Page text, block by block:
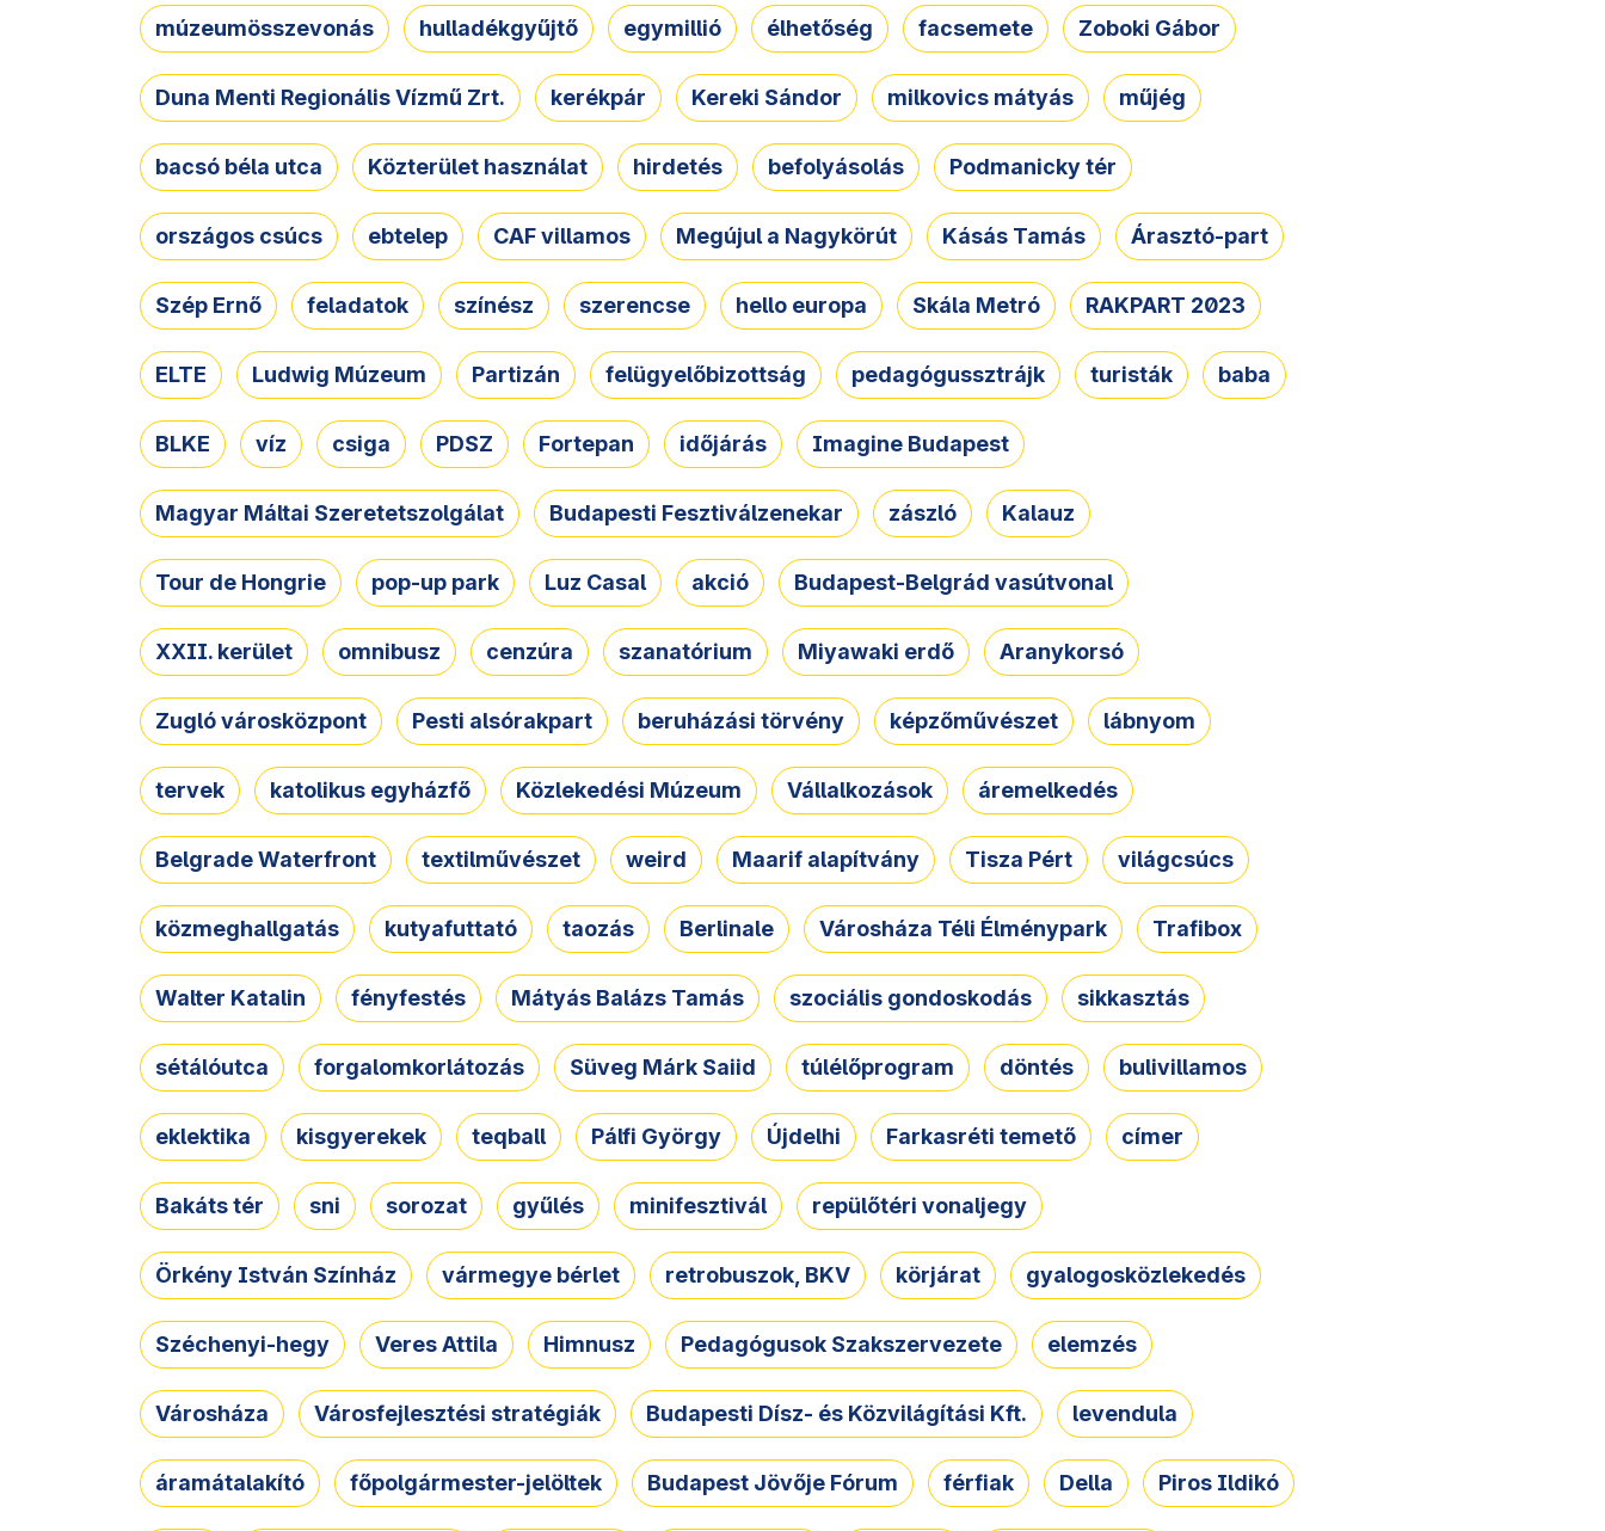
múzeumösszevonás hulladékgyűjtő egymillió élhetőség facsemete Zoboki Gábor
Duna Menti Regionális Vízmű Zrt. kerékpár Kereki Sándor milkovics mátyás műjég
bacsó béla utca Közterület használat hirdetés befolyásolás Podmanicky tér
országos csúcs ebtelep CAF villamos Megújul a Nagykörút Kásás Tamás Árasztó-part
Szép Ernő feladatok színész szerencse hello europa Skála Metró RAKPART 2023
ELTE Ludwig Múzeum Partizán felügyelőbizottság pedagógussztrájk turisták baba
BLKE víz csiga PDSZ Fortepan időjárás Imagine Budapest
Magyar Máltai Szeretetszolgálat Budapesti Fesztiválzenekar zászló Kalauz
Tour de Hongrie pop-up park Luz Casal akció Budapest-Belgrád vasútvonal
XXII. kerület omnibusz cenzúra szanatórium Miyawaki erdő Aranykorsó
Zugló városközpont Pesti alsórakpart beruházási törvény képzőművészet lábnyom
tervek katolikus egyházfő Közlekedési Múzeum Vállalkozások áremelkedés
Belgrade Waterfront textilművészet weird Maarif alapítvány Tisza Pért világcsúcs
közmeghallgatás kutyafuttató taozás Berlinale Városháza Téli Élménypark Trafibox
Walter Katalin fényfestés Mátyás Balázs Tamás szociális gondoskodás sikkasztás
sétálóutca forgalomkorlátozás Süveg Márk Saiid túlélőprogram döntés bulivillamos
eklektika kisgyerekek teqball Pálfi György Újdelhi Farkasréti temető címer
Bakáts tér sni sorozat gyűlés minifesztivál repülőtéri vonaljegy
Örkény István Színház vármegye bérlet retrobuszok, BKV körjárat gyalogosközlekedés
Széchenyi-hegy Veres Attila Himnusz Pedagógusok Szakszervezete elemzés
Városháza Városfejlesztési stratégiák Budapesti Dísz- és Közvilágítási Kft. levendula
áramátalakító főpolgármester-jelöltek Budapest Jövője Fórum férfiak Della Piros Ildikó